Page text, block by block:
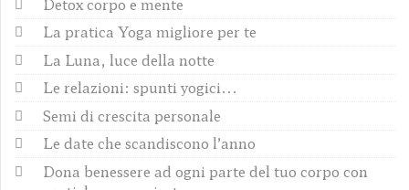
Detox corpo e mente
La pratica Yoga migliore per te
La Luna, luce della notte
Le relazioni: spunti yogici...
Semi di crescita personale
Le date che scandiscono l’anno
Dona benessere ad ogni parte del tuo corpo con